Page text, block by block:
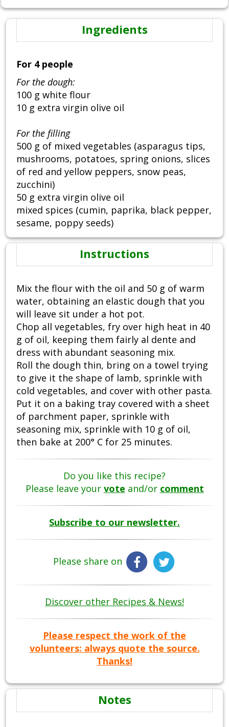
Ingredients
For 4 people
For the dough:
100 g white flour
10 g extra virgin olive oil
For the filling
500 g of mixed vegetables (asparagus tips,
mushrooms, potatoes, spring onions, slices
of red and yellow peppers, snow peas,
zucchini)
50 g extra virgin olive oil
mixed spices (cumin, paprika, black pepper,
sesame, poppy seeds)
Instructions
Mix the flour with the oil and 50 g of warm
water, obtaining an elastic dough that you
will leave sit under a hot pot.
Chop all vegetables, fry over high heat in 40
g of oil, keeping them fairly al dente and
dress with abundant seasoning mix.
Roll the dough thin, bring on a towel trying
to give it the shape of lamb, sprinkle with
cold vegetables, and cover with other pasta.
Put it on a baking tray covered with a sheet
of parchment paper, sprinkle with
seasoning mix, sprinkle with 10 g of oil,
then bake at 200° C for 25 minutes.
Do you like this recipe?
Please leave your vote and/or comment
Subscribe to our newsletter.
Please share on
Discover other Recipes & News!
Please respect the work of the
volunteers: always quote the source.
Thanks!
Notes